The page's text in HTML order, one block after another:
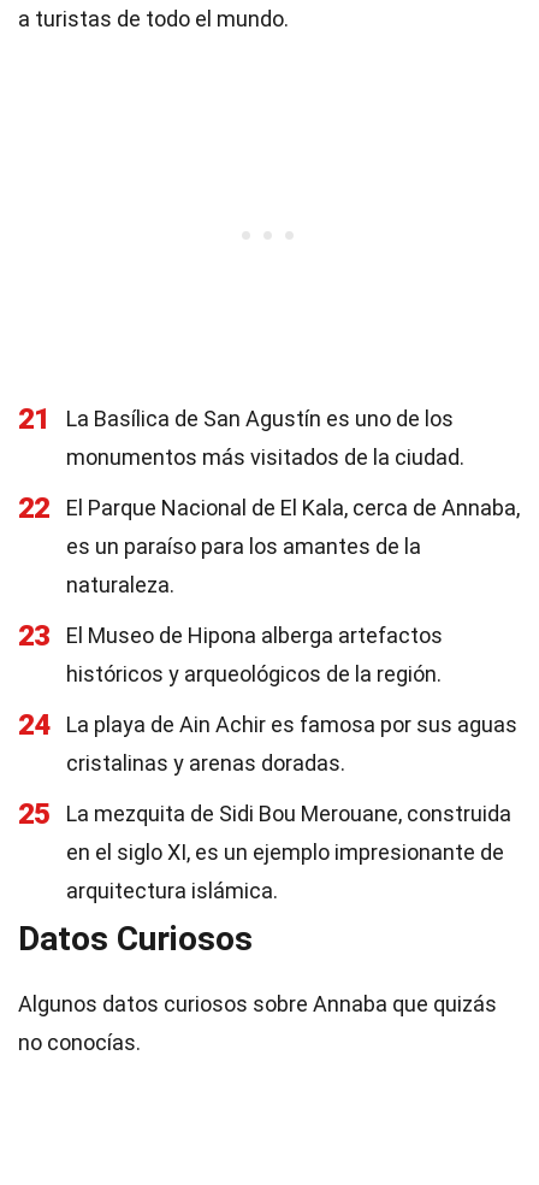
a turistas de todo el mundo.
21
La Basílica de San Agustín es uno de los
monumentos más visitados de la ciudad.
22
El Parque Nacional de El Kala, cerca de Annaba,
es un paraíso para los amantes de la
naturaleza.
23
El Museo de Hipona alberga artefactos
históricos y arqueológicos de la región.
24
La playa de Ain Achir es famosa por sus aguas
cristalinas y arenas doradas.
25
La mezquita de Sidi Bou Merouane, construida
en el siglo XI, es un ejemplo impresionante de
arquitectura islámica.
Datos Curiosos
Algunos datos curiosos sobre Annaba que quizás
no conocías.